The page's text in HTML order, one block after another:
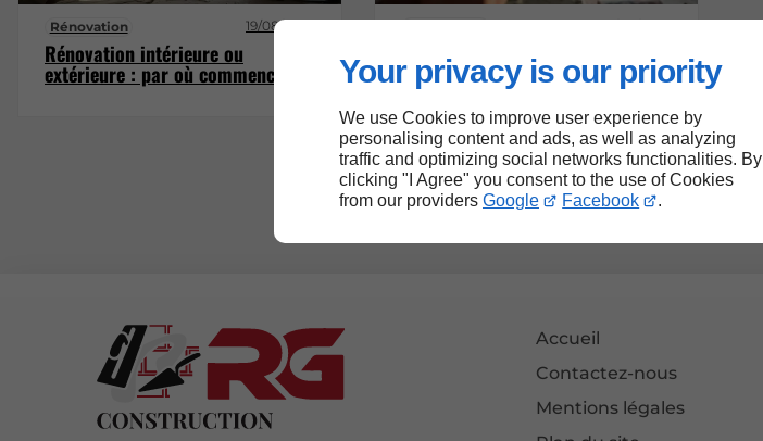
Your privacy is our priority
We use Cookies to improve user experience by
personalising content and ads, as well as analyzing
traffic and optimizing social networks functionalities. By
clicking "I Agree" you consent to the use of Cookies
from our providers Google Facebook .
Rénovation 19/08/2025
Rénovation intérieure ou
extérieure : par où commencer ?
Quel est le rôle du maçon dans
un chantier de rénovation ?
Accueil
Contactez-nous
Mentions légales